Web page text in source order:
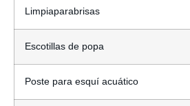
Limpiaparabrisas
Escotillas de popa
Poste para esquí acuático